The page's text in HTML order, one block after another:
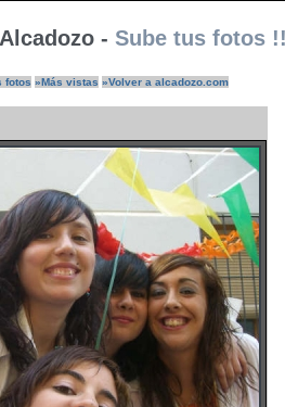
- Sube tus fotos
fotos »Más vistas »Volver a alcadozo.com